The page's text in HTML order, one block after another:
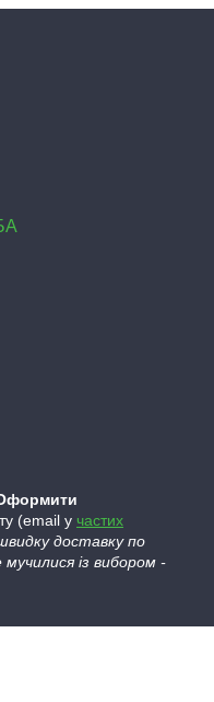
(email у частих
доставку по
із вибором -